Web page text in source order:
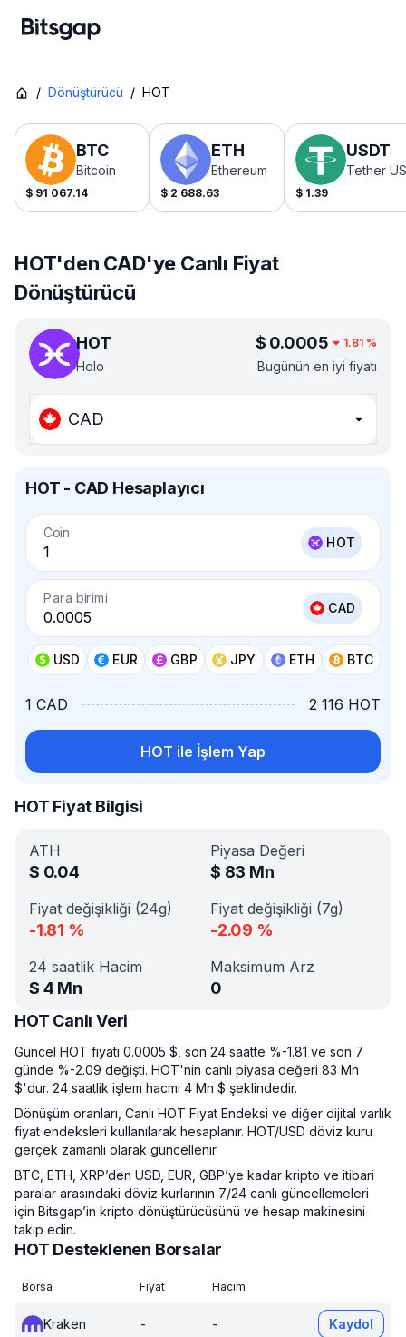
/ Dönüştürücü / HOT
BTC
Bitcoin
$ 91 067.14
ETH
Ethereum
$ 2 688.63
USDT
Tether
$ 1.39
HOT'den CAD'ye Canlı Fiyat
Dönüştürücü
HOT
Holo
$ 0.0005 1.81 %
Bugünün en iyi fiyatı
CAD
HOT - CAD Hesaplayıcı
Coin
HOT
Para birimi
CAD
USD EUR GBP JPY ETH BTC
1 CAD 2 116 HOT
HOT ile İşlem Yap
HOT Fiyat Bilgisi
ATH
$ 0.04
Piyasa Değeri
$ 83 Mn
Fiyat değişikliği (24g)
-1.81 %
Fiyat değişikliği (7g)
-2.09 %
24 saatlik Hacim
$ 4 Mn
Maksimum Arz
0
HOT Canlı Veri
Güncel HOT fiyatı 0.0005 $, son 24 saatte %-1.81 ve son 7
günde %-2.09 değişti. HOT'nin canlı piyasa değeri 83 Mn
$'dur. 24 saatlik işlem hacmi 4 Mn $ şeklindedir.
Dönüşüm oranları, Canlı HOT Fiyat Endeksi ve diğer dijital varlık
fiyat endeksleri kullanılarak hesaplanır. HOT/USD döviz kuru
gerçek zamanlı olarak güncellenir.
BTC, ETH, XRP’den USD, EUR, GBP’ye kadar kripto ve itibari
paralar arasındaki döviz kurlarının 7/24 canlı güncellemeleri
için Bitsgap’in kripto dönüştürücüsünü ve hesap makinesini
takip edin.
HOT Desteklenen Borsalar
Borsa Fiyat Hacim
Kraken - - Kaydol